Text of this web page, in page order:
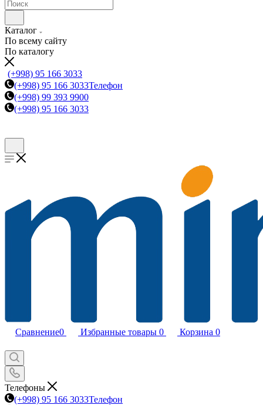
Каталог
По всему сайту
По каталогу
(+998) 95 166 3033
(+998) 95 166 3033Телефон
(+998) 99 393 9900
(+998) 95 166 3033
Сравнение0 Избранные товары 0 Корзина 0
Телефоны
(+998) 95 166 3033Телефон